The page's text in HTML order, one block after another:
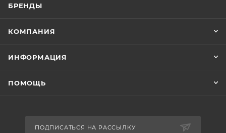
БРЕНДЫ
КОМПАНИЯ
ИНФОРМАЦИЯ
ПОМОЩЬ
ПОДПИСАТЬСЯ НА РАССЫЛКУ